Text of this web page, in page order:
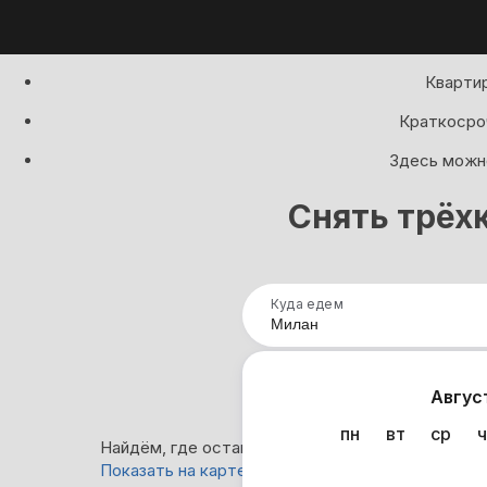
Здесь
Снять
Куда едем
пн
вт ср
Найдём, где остановиться в Милане: 0 вариантов
Показать на карте